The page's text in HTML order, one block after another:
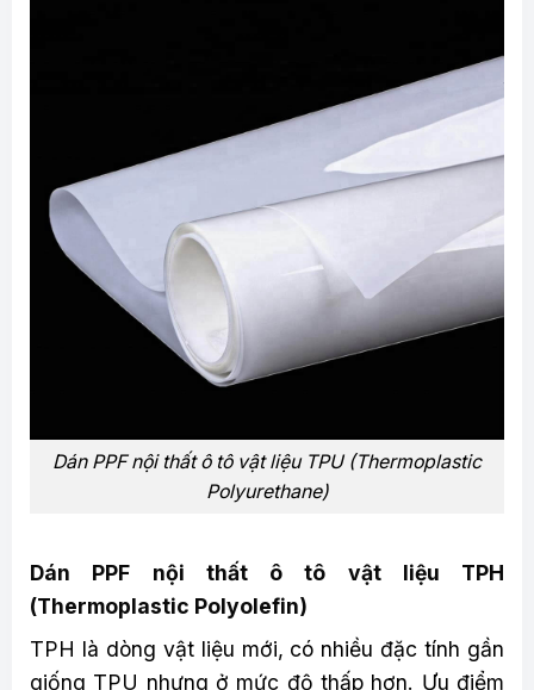
Dán PPF nội thất ô tô vật liệu TPU (Thermoplastic
Polyurethane)
Dán PPF nội thất ô tô vật liệu TPH
(Thermoplastic Polyolefin)
TPH là dòng vật liệu mới, có nhiều đặc tính gần
giống TPU nhưng ở mức độ thấp hơn. Ưu điểm